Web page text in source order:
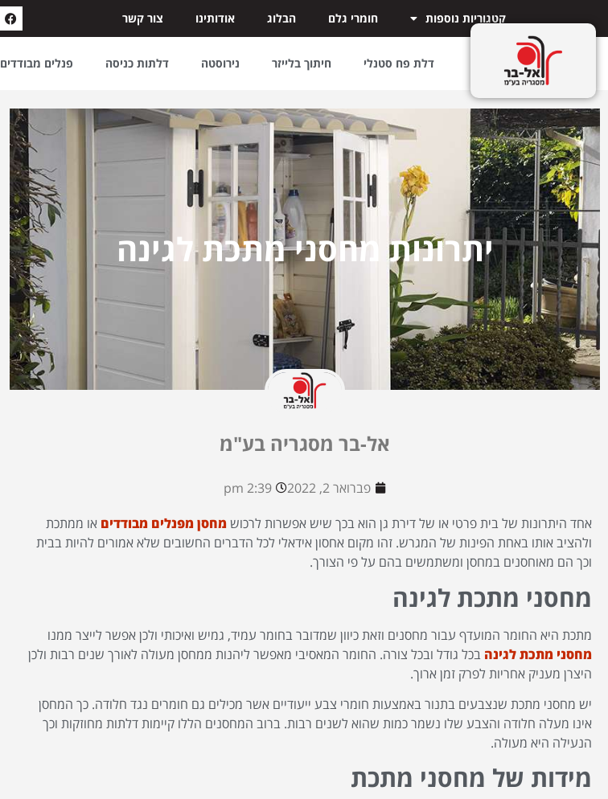
קטגוריות נוספות חומרי גלם הבלוג אודותינו צור קשר
דלת פח סטנלי חיתוך בלייזר נירוסטה דלתות כניסה פנלים מבודדים
יתרונות מחסני מתכת לגינה
אל-בר מסגריה בע"מ
פברואר 2, 2022
2:39 pm
אחד היתרונות של בית פרטי או של דירת גן הוא בכך שיש אפשרות לרכושמחסן מפנלים מבודדים או ממתכת
ולהציב אותו באחת הפינות של המגרש. זהו מקום אחסון אידאלי לכל הדברים החשובים שלא אמורים להיות בבית
וכך הם מאוחסנים במחסן ומשתמשים בהם על פי הצורך.
מחסני מתכת לגינה
מתכת היא החומר המועדף עבור מחסנים וזאת כיוון שמדובר בחומר עמיד, גמיש ואיכותי ולכן אפשר לייצר ממנו
מחסני מתכת לגינה בכל גודל ובכל צורה. החומר המאסיבי מאפשר ליהנות ממחסן מעולה לאורך שנים רבות ולכן
היצרן מעניק אחריות לפרק זמן ארוך.
יש מחסני מתכת שנצבעים בתנור באמצעות חומרי צבע ייעודיים אשר מכילים גם חומרים נגד חלודה. כך המחסן
אינו מעלה חלודה והצבע שלו נשמר כמות שהוא לשנים רבות. ברוב המחסנים הללו קיימות דלתות מחוזקות וכך
הנעילה היא מעולה.
מידות של מחסני מתכת